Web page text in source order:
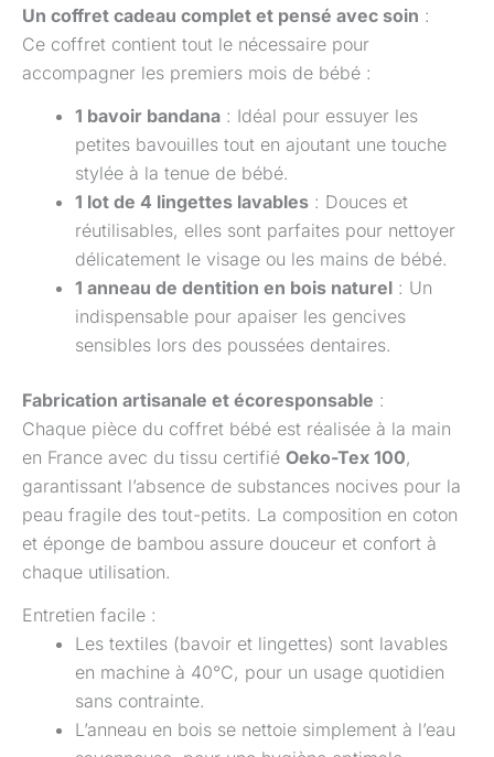
Un coffret cadeau complet et pensé avec soin :
Ce coffret contient tout le nécessaire pour
accompagner les premiers mois de bébé :
1 bavoir bandana : Idéal pour essuyer les
petites bavouilles tout en ajoutant une touche
stylée à la tenue de bébé.
1 lot de 4 lingettes lavables : Douces et
réutilisables, elles sont parfaites pour nettoyer
délicatement le visage ou les mains de bébé.
1 anneau de dentition en bois naturel : Un
indispensable pour apaiser les gencives
sensibles lors des poussées dentaires.
Fabrication artisanale et écoresponsable :
Chaque pièce du coffret bébé est réalisée à la main
en France avec du tissu certifié Oeko-Tex 100,
garantissant l’absence de substances nocives pour la
peau fragile des tout-petits. La composition en coton
et éponge de bambou assure douceur et confort à
chaque utilisation.
Entretien facile :
Les textiles (bavoir et lingettes) sont lavables
en machine à 40°C, pour un usage quotidien
sans contrainte.
L’anneau en bois se nettoie simplement à l’eau